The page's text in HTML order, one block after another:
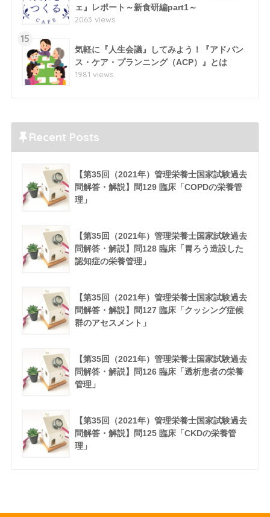
ェ』レポート～新食研編part1～
2063 views
15
気軽に『人生会議』してみよう！『アドバン
ス・ケア・プランニング（ACP）』とは
1981 views
Recent Posts
【第35回（2021年）管理栄養士国家試験過去
問解答・解説】問129 臨床「COPDの栄養管
理」
【第35回（2021年）管理栄養士国家試験過去
問解答・解説】問128 臨床「胃ろう造設した
認知症の栄養管理」
【第35回（2021年）管理栄養士国家試験過去
問解答・解説】問127 臨床「クッシング症候
群のアセスメント」
【第35回（2021年）管理栄養士国家試験過去
問解答・解説】問126 臨床「透析患者の栄養
管理」
【第35回（2021年）管理栄養士国家試験過去
問解答・解説】問125 臨床「CKDの栄養管
理」